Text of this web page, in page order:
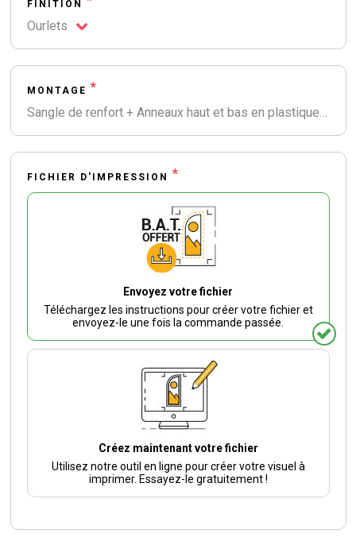
FINITION
Ourlets
MONTAGE *
FICHIER D'IMPRESSION *
Envoyez votre fichier
Téléchargez les instructions pour créer votre fichier et
envoyez-le une fois la commande passée.
Créez maintenant votre fichier
Utilisez notre outil en ligne pour créer votre visuel à
imprimer. Essayez-le gratuitement !